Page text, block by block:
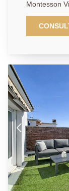
Montesson
commerces
: Au rez-de-
37.58m²
carrez
palier
séjour
à une
chambre de
des toilettes
chambres
24.5m² de
avec WC.
multiples
d'un revenu